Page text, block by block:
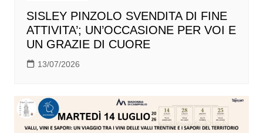
SISLEY PINZOLO SVENDITA DI FINE
ATTIVITA’; UN’OCCASIONE PER VOI E
UN GRAZIE DI CUORE
13/07/2026